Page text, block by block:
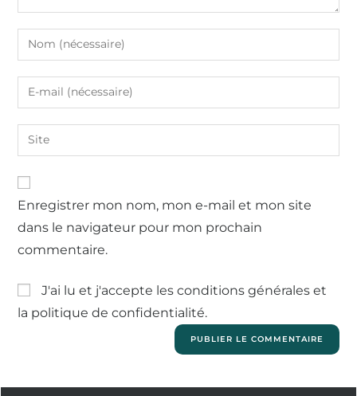
Enregistrer mon nom, mon e-mail et mon site
dans le navigateur pour mon prochain
commentaire.
J'ai lu et j'accepte les conditions générales et
la politique de confidentialité.